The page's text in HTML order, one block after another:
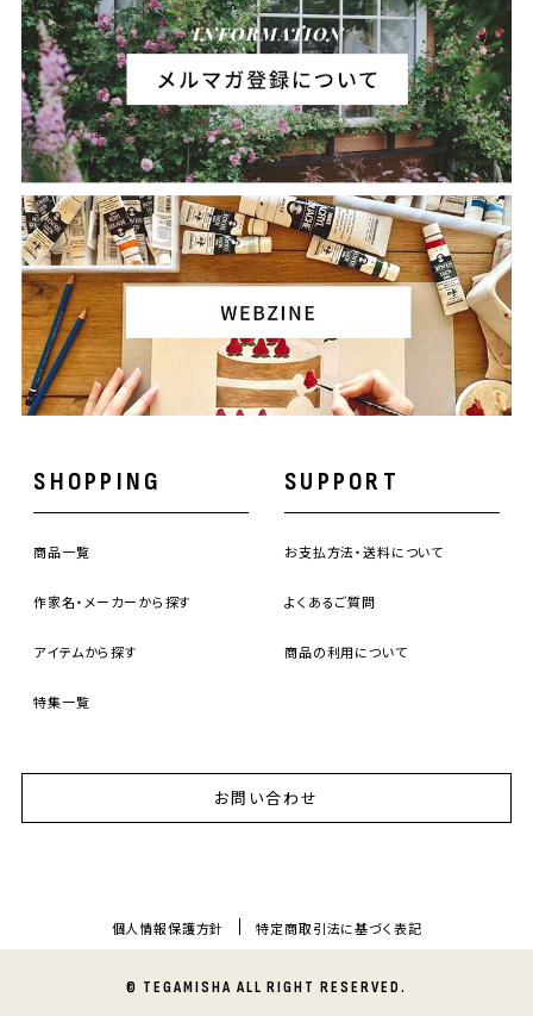
SHOPPING
商品一覧
作家名・メーカーから探す
アイテムから探す
特集一覧
SUPPORT
お支払方法・送料について
よくあるご質問
商品の利用について
お問い合わせ
個人情報保護方針 特定商取引法に基づく表記
© TEGAMISHA ALL RIGHT RESERVED.